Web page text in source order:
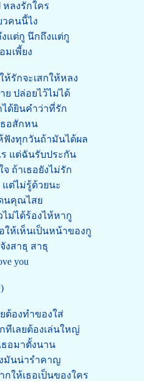
หลงรักใคร
วคนนี้ไง
แต่กู นึกถึงแต่กู
มเพี้ยง
ห้รักจะเสกให้หลง
ย ปล่อยไว้ไม่ได้
ได้ยินคำว่าที่รัก
ธอสักหน
ฟังทุกวันถ้ามันได้ผล
ร แต่ฉันรับประกัน
ถ้าเธอยังไม่รัก
แต่ไม่รู้ด้วยนะ
ดนคุณไสย
ม่ได้ร้องไห้หากู
ให้เห็นเป็นหน้าของกู
งสาธุ สาธุ
you
ต้องทำของใส่
เลยต้องเล่นใหญ่
ธอมาตั้งนาน
งมันน่ารำคาญ
ให้เธอเป็นของใคร